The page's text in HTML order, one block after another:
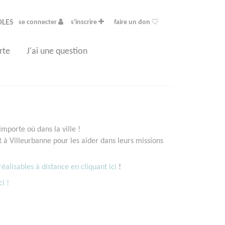
se connecter s'inscrire faire un don
J'ai une question
où dans la ville !
Villeurbanne pour les aider dans leurs missions
à distance en cliquant ici !
!